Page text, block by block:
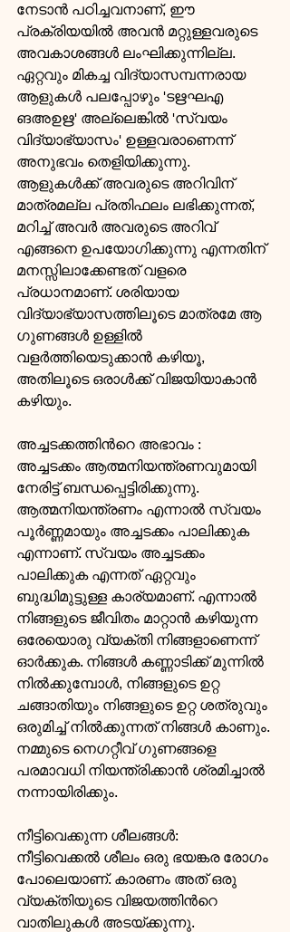
നേടാന്‍ പഠിച്ചവനാണ്, ഈ
പ്രക്രിയയില്‍ അവന്‍ മറ്റുള്ളവരുടെ
അവകാശങ്ങള്‍ ലംഘിക്കുന്നില്ല.
ഏറ്റവും മികച്ച വിദ്യാസമ്പന്നരായ
ആളുകള്‍ പലപ്പോഴും 'ടഋഘഎ
ങഅഉഋ' അല്ലെങ്കില്‍ 'സ്വയം
വിദ്യാഭ്യാസം' ഉള്ളവരാണെന്ന്
അനുഭവം തെളിയിക്കുന്നു.
ആളുകള്‍ക്ക് അവരുടെ അറിവിന്
മാത്രമല്ല പ്രതിഫലം ലഭിക്കുന്നത്,
മറിച്ച് അവര്‍ അവരുടെ അറിവ്
എങ്ങനെ ഉപയോഗിക്കുന്നു എന്നതിന്
മനസ്സിലാക്കേണ്ടത് വളരെ
പ്രധാനമാണ്. ശരിയായ
വിദ്യാഭ്യാസത്തിലൂടെ മാത്രമേ ആ
ഗുണങ്ങള്‍ ഉള്ളില്‍
വളര്‍ത്തിയെടുക്കാന്‍ കഴിയൂ,
അതിലൂടെ ഒരാള്‍ക്ക് വിജയിയാകാന്‍
കഴിയും.
അച്ചടക്കത്തിന്‍റെ അഭാവം :
അച്ചടക്കം ആത്മനിയന്ത്രണവുമായി
നേരിട്ട് ബന്ധപ്പെട്ടിരിക്കുന്നു.
ആത്മനിയന്ത്രണം എന്നാല്‍ സ്വയം
പൂര്‍ണ്ണമായും അച്ചടക്കം പാലിക്കുക
എന്നാണ്. സ്വയം അച്ചടക്കം
പാലിക്കുക എന്നത് ഏറ്റവും
ബുദ്ധിമുട്ടുള്ള കാര്യമാണ്. എന്നാല്‍
നിങ്ങളുടെ ജീവിതം മാറ്റാന്‍ കഴിയുന്ന
ഒരേയൊരു വ്യക്തി നിങ്ങളാണെന്ന്
ഓര്‍ക്കുക. നിങ്ങള്‍ കണ്ണാടിക്ക് മുന്നില്‍
നില്‍ക്കുമ്പോള്‍, നിങ്ങളുടെ ഉറ്റ
ചങ്ങാതിയും നിങ്ങളുടെ ഉറ്റ ശത്രുവും
ഒരുമിച്ച് നില്‍ക്കുന്നത് നിങ്ങള്‍ കാണും.
നമ്മുടെ നെഗറ്റീവ് ഗുണങ്ങളെ
പരമാവധി നിയന്ത്രിക്കാന്‍ ശ്രമിച്ചാല്‍
നന്നായിരിക്കും.
നീട്ടിവെക്കുന്ന ശീലങ്ങള്‍:
നീട്ടിവെക്കല്‍ ശീലം ഒരു ഭയങ്കര രോഗം
പോലെയാണ്. കാരണം അത് ഒരു
വ്യക്തിയുടെ വിജയത്തിന്‍റെ
വാതിലുകള്‍ അടയ്ക്കുന്നു.